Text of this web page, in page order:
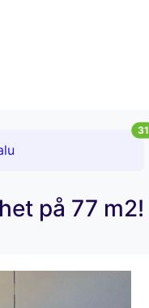
31
på 77 m2!